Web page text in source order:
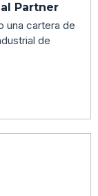
Partner
una cartera de
de